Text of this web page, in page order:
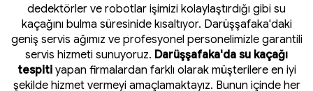
dedektörler ve robotlar işimizi kolaylaştırdığı gibi su
kaçağını bulma süresinide kısaltıyor. Darüşşafaka'daki
geniş servis ağımız ve profesyonel personelimizle garantili
servis hizmeti sunuyoruz. Darüşşafaka'da su kaçağı
tespitiyapan firmalardan farklı olarak müşterilere en iyi
şekilde hizmet vermeyi amaçlamaktayız. Bunun içinde her